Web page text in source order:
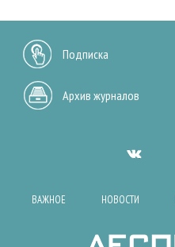
Подписка
Архив журналов
ВАЖНОЕ НОВОСТИ